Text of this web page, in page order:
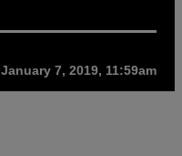
January 7, 2019, 11:59am